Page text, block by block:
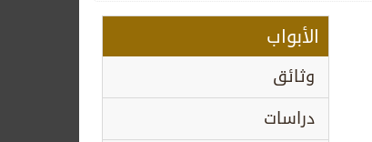
الأبواب
وثائق
دراسات